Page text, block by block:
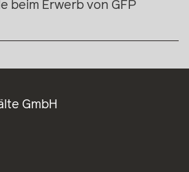
Regelungen für
01.06.2022 in Kraft